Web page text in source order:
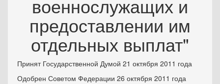
военнослужащих и
предоставлении им
отдельных выплат"
Принят Государственной Думой 21 октября 2011 года
Одобрен Советом Федерации 26 октября 2011 года